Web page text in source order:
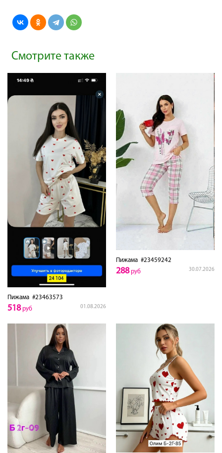
Смотрите также
Пижама #23463573
01.08.2026
518руб
Пижама #23459242
30.07.2026
288руб